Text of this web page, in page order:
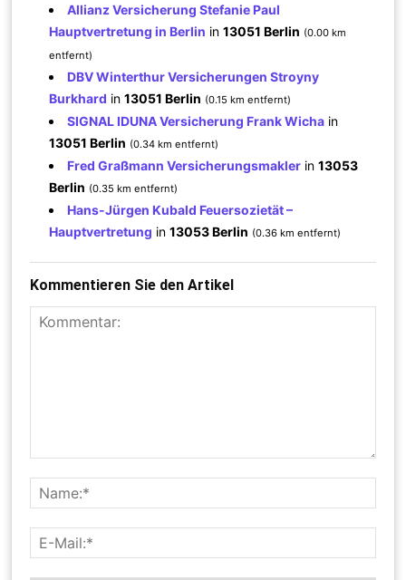
Allianz Versicherung Stefanie Paul
Hauptvertretung in Berlin in13051 Berlin (0.00 km
entfernt)
DBV Winterthur Versicherungen Stroyny
Burkhard in13051 Berlin (0.15 km entfernt)
SIGNAL IDUNA Versicherung Frank Wicha in
13051 Berlin (0.34 km entfernt)
Fred Graßmann Versicherungsmakler in13053
Berlin (0.35 km entfernt)
Hans-Jürgen Kubald Feuersozietät –
Hauptvertretung in13053 Berlin (0.36 km entfernt)
Kommentieren Sie den Artikel